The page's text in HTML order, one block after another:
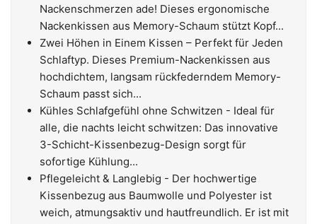
Nackenschmerzen ade! Dieses ergonomische
Nackenkissen aus Memory-Schaum stützt Kopf...
Zwei Höhen in Einem Kissen – Perfekt für Jeden
Schlaftyp. Dieses Premium-Nackenkissen aus
hochdichtem, langsam rückfederndem Memory-
Schaum passt sich...
Kühles Schlafgefühl ohne Schwitzen - Ideal für
alle, die nachts leicht schwitzen: Das innovative
3-Schicht-Kissenbezug-Design sorgt für
sofortige Kühlung...
Pflegeleicht & Langlebig - Der hochwertige
Kissenbezug aus Baumwolle und Polyester ist
weich, atmungsaktiv und hautfreundlich. Er ist mit